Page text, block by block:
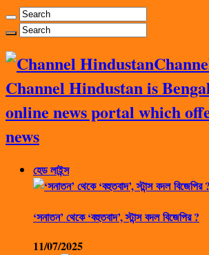
Channel Hindustan is
online news portal which
news
হেড লাইন্স
‘সনাতন’ থেকে ‘বহুতবাদ’, স্টান্স বদল বিজেপির ?
11/07/2025